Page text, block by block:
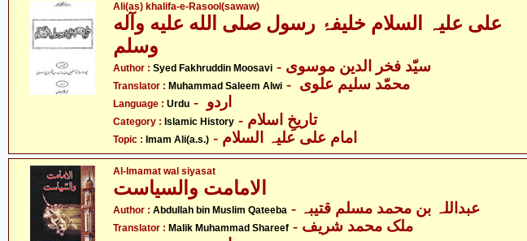
Ali(as) khalifa-e-Rasool(sawaw)
علی علیہ السلام خلیفۂ رسول صلى الله عليه وآله
وسلم
Author : Syed Fakhruddin Moosavi - سیّد فخر الدین موسوی
Translator : Muhammad Saleem Alwi
Language : Urdu
Category : Islamic History - تاریخِ اسلام
Topic : Imam Ali(a.s.) - امام علی علیہ السلام
Al-Imamat wal siyasat
الامامت والسیاست
Author : Abdullah bin Muslim Qateeba - عبداللہ بن محمد مسلم قتیبہ
Translator : Malik Muhammad Shareef - ملک محمد شریف